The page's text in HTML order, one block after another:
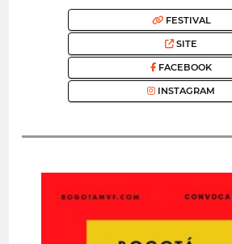
FESTIVAL
SITE
FACEBOOK
INSTAGRAM